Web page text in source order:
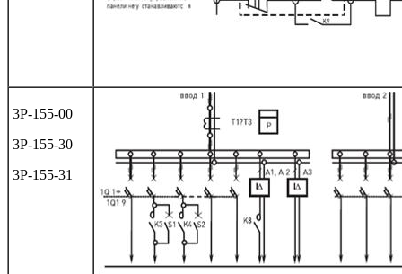
3Р-155-00
3Р-155-30
3Р-155-31